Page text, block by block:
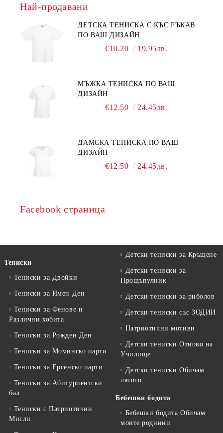
Най-продавани
ДЕТСКА ТЕНИСКА С КЪС РЪКАВ
ПО ВАШ ДИЗАЙН
€10.20 19.95лв.
МЪЖКА ТЕНИСКА ПО ВАШ
ДИЗАЙН
€12.50 24.45лв.
ДАМСКА ТЕНИСКА ПО ВАШ
ДИЗАЙН
€12.50 24.45лв.
Facebook страница
Тениски
Тениски за Двойки
Тениски за Имен Ден
Тениски за Фенове и
Различни хобита
Тениски за Рожден Ден
Тениски за Mоминско парти
Тениски за Eргенско парти
Тениски за Aбитуриентски
бал
Тениски с Патриотични
Мисли
Детски тениски за Кръщене
Детски тениски за
Прощъпулник
Детски тениски за риболов
Детски тениски със ЗОДИИ
Патриотични мотиви
Детски тениски Отново на
Училище
Детски тениски Обичам
лятото
Бебешки бодита
Бебешки бодита Обичам
моите роднини